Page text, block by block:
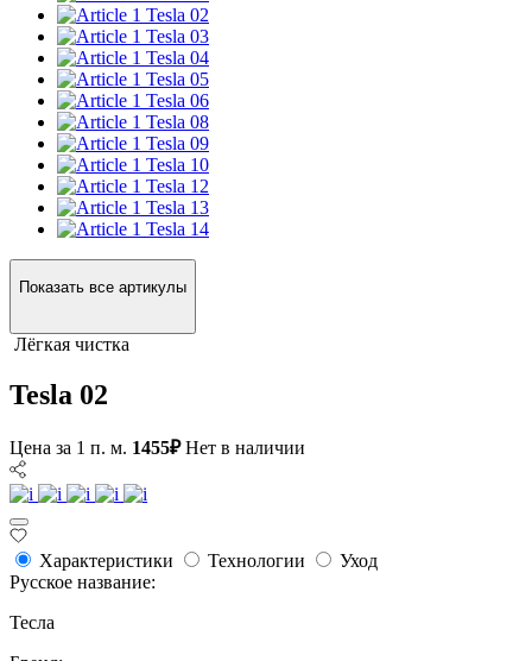
Tesla 02
Tesla 03
Tesla 04
Tesla 05
Tesla 06
Tesla 08
Tesla 09
Tesla 10
Tesla 12
Tesla 13
Tesla 14
Показать все артикулы
Лёгкая чистка
Tesla 02
Цена за 1 п. м. 1455₽ Нет в наличии
Характеристики Технологии
Уход
Русское название:
Тесла